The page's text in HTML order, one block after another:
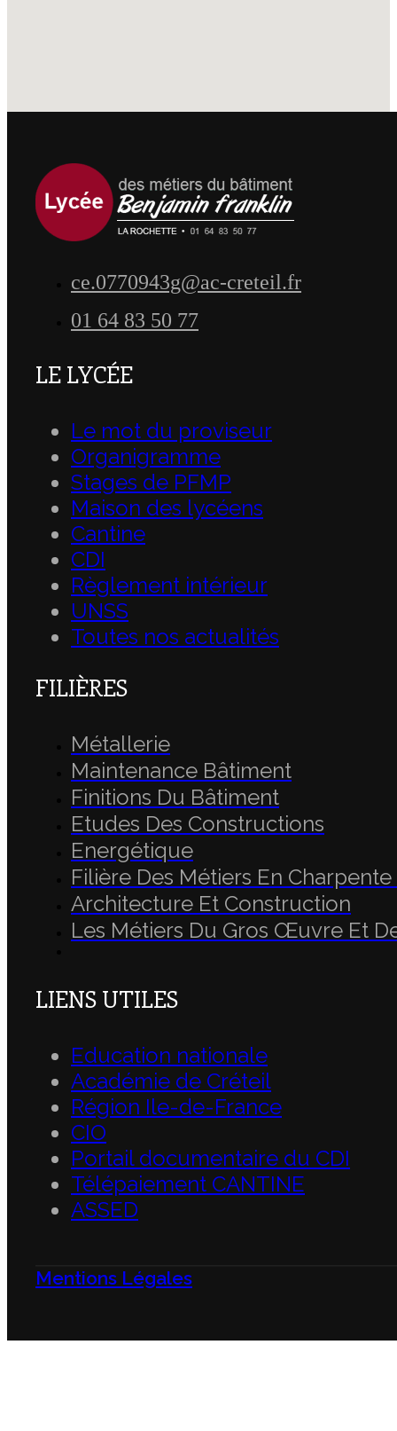
ce.0770943g@ac-creteil.fr
01 64 83 50 77
LE LYCÉE
Le mot du proviseur
Organigramme
Stages de PFMP
Maison des lycéens
Cantine
CDI
Règlement intérieur
UNSS
Toutes nos actualités
FILIÈRES
Métallerie
Maintenance Bâtiment
Finitions Du Bâtiment
Etudes Des Constructions
Energétique
Filière Des Métiers En
Architecture Et Construction
Les Métiers Du Gros Œuvre Et
LIENS UTILES
Education nationale
Académie de Créteil
Région Ile-de-France
CIO
Portail documentaire du CDI
Télépaiement CANTINE
ASSED
Mentions Légales